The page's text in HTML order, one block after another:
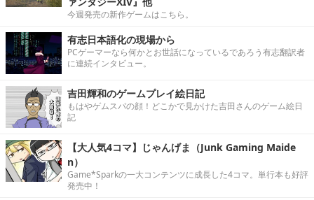
今週発売の新作ゲームはこちら。
有志日本語化の現場から
PCゲーマーなら何かとお世話になっているであろう有志翻訳者
に連続インタビュー。
吉田輝和のゲームプレイ絵日記
もはやゲムスパの顔！どこかで見かけた吉田さんのゲーム絵日
記
【大人気4コマ】じゃんげま（Junk Gaming Maide
n）
Game*Sparkの一大コンテンツに成長した4コマ。単行本も好評
発売中！